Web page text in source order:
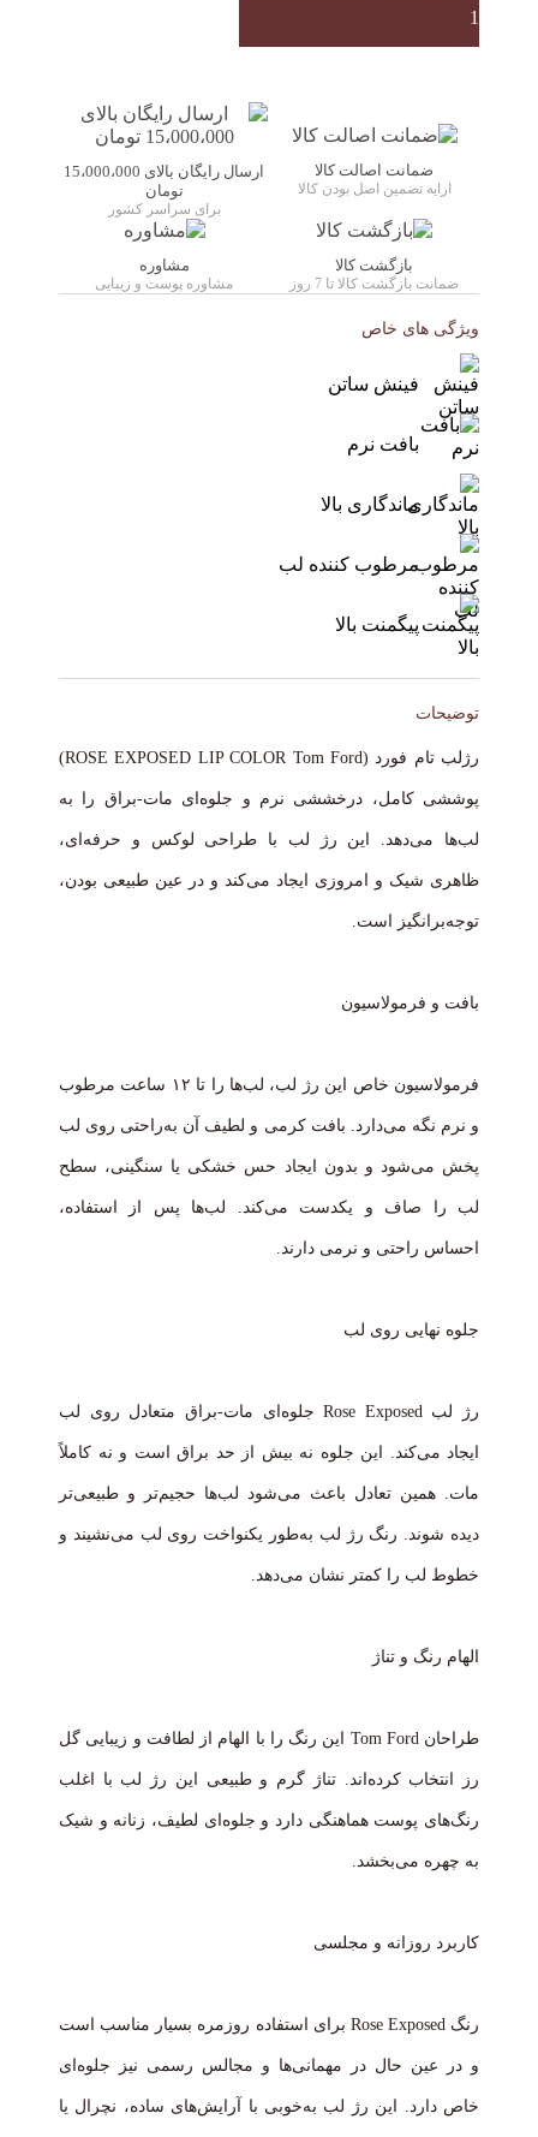
ضمانت اصالت کالا
ارایه تضمین اصل بودن کالا
ارسال رایگان بالای 15،000،000
تومان
برای سراسر کشور
بازگشت کالا
ضمانت بازگشت کالا تا 7 روز
مشاوره
مشاوره پوست و زیبایی
ویژگی های خاص
فینش ساتن
بافت نرم
ماندگاری بالا
مرطوب کننده لب
پیگمنت بالا
توضیحات
رژلب تام فورد (ROSE EXPOSED LIP COLOR Tom Ford)
پوششی کامل، درخششی نرم و جلوه‌ای مات-براق را به
لب‌ها می‌دهد. این رژ لب با طراحی لوکس و حرفه‌ای،
ظاهری شیک و امروزی ایجاد می‌کند و در عین طبیعی بودن،
توجه‌برانگیز است.
بافت و فرمولاسیون
فرمولاسیون خاص این رژ لب، لب‌ها را تا ۱۲ ساعت مرطوب
و نرم نگه می‌دارد. بافت کرمی و لطیف آن به‌راحتی روی لب
پخش می‌شود و بدون ایجاد حس خشکی یا سنگینی، سطح
لب را صاف و یکدست می‌کند. لب‌ها پس از استفاده،
احساس راحتی و نرمی دارند.
جلوه نهایی روی لب
رژ لب Rose Exposed جلوه‌ای مات-براق متعادل روی لب
ایجاد می‌کند. این جلوه نه بیش از حد براق است و نه کاملاً
مات. همین تعادل باعث می‌شود لب‌ها حجیم‌تر و طبیعی‌تر
دیده شوند. رنگ رژ لب به‌طور یکنواخت روی لب می‌نشیند و
خطوط لب را کمتر نشان می‌دهد.
الهام رنگ و تناژ
طراحان Tom Ford این رنگ را با الهام از لطافت و زیبایی گل
رز انتخاب کرده‌اند. تناژ گرم و طبیعی این رژ لب با اغلب
رنگ‌های پوست هماهنگی دارد و جلوه‌ای لطیف، زنانه و شیک
به چهره می‌بخشد.
کاربرد روزانه و مجلسی
رنگ Rose Exposed برای استفاده روزمره بسیار مناسب است
و در عین حال در مهمانی‌ها و مجالس رسمی نیز جلوه‌ای
خاص دارد. این رژ لب به‌خوبی با آرایش‌های ساده، نچرال یا